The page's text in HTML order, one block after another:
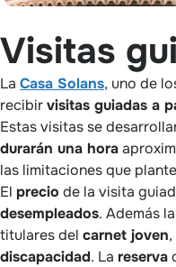
Visitas
La Casa Solans, uno de
recibirvisitas guiadas a
Estas visitas se
durarán una hora
las limitaciones que
El precio de la visita
desempleados. Además
titulares del carnet joven,
discapacidad. La reserva